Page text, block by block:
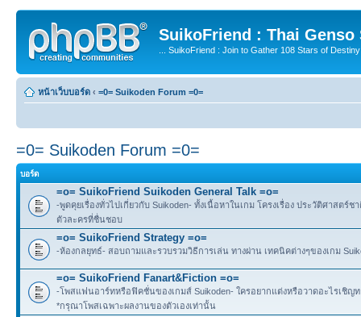
SuikoFriend : Thai Genso
... SuikoFriend : Join to Gather 108 Stars of
หน้าเว็บบอร์ด ‹ =0= Suikoden Forum =0=
=0= Suikoden Forum =0=
บอร์ด
=o= SuikoFriend Suikoden General Talk =o=
-พูดคุยเรื่องทั่วไปเกี่ยวกับ Suikoden- ทั้งเนื้อหาในเกม โครงเรื่อง ประวัติศาสตร์ช
ตัวละครที่ชื่นชอบ
=o= SuikoFriend Strategy =o=
-ห้องกลยุทธ์- สอบถามและรวบรวมวิธีการเล่น ทางผ่าน เทคนิคต่างๆของเกม
=o= SuikoFriend Fanart&Fiction =o=
-โพสแฟนอาร์ทหรือฟิคชั่นของเกมส์ Suikoden- ใครอยากแต่งหรือวาดอะไรเชิญท
*กรุณาโพสเฉพาะผลงานของตัวเองเท่านั้น